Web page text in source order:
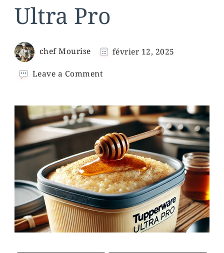
Ultra Pro
chef Mourise février 12, 2025
Leave a Commenton
au
Lait
Tupperware
Ultra
Pro